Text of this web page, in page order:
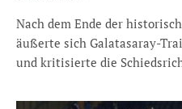
Nach dem Ende der
äußerte sich Galatasaray-
und kritisierte die